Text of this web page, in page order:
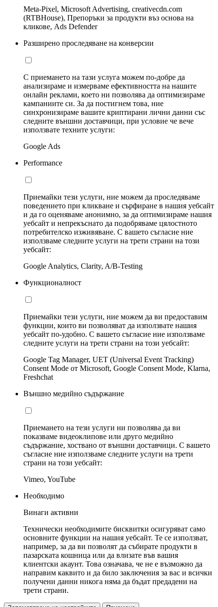
Meta-Pixel, Microsoft Advertising, creativecdn.com
(RTBHouse), Препоръки за продукти въз основа на
кликове, Ads Defender
Разширено проследяване на конверсии
С приемането на тази услуга можем по-добре да
анализираме и измерваме ефективността на нашите
онлайн реклами, което ни позволява да оптимизираме
кампаниите си. За да постигнем това, ние
синхронизираме вашите криптирани лични данни със
следните външни доставчици, при условие че вече
използвате техните услуги:
Google Ads
Performance
Приемайки тези услуги, ние можем да проследяваме
поведението при кликване и сърфиране в нашия уебсайт
и да го оценяваме анонимно, за да оптимизираме нашия
уебсайт и непрекъснато да подобряваме цялостното
потребителско изживяване. С вашето съгласие ние
използваме следните услуги на трети страни на този
уебсайт:
Google Analytics, Clarity, A/B-Testing
Функционалност
Приемайки тези услуги, ние можем да ви предоставим
функции, които ви позволяват да използвате нашия
уебсайт по-удобно. С вашето съгласие ние използваме
следните услуги на трети страни на този уебсайт:
Google Tag Manager, UET (Universal Event Tracking)
Consent Mode от Microsoft, Google Consent Mode, Klarna,
Freshchat
Външно медийно съдържание
Приемането на тези услуги ни позволява да ви
показваме видеоклипове или друго медийно
съдържание, хоствано от външни доставчици. С вашето
съгласие ние използваме следните услуги на трети
страни на този уебсайт:
Vimeo, YouTube
Необходимо
Винаги активни
Технически необходимите бисквитки осигуряват само
основните функции на нашия уебсайт. Те се използват,
например, за да ви позволят да събирате продукти в
пазарската кошница или да влизате във вашия
клиентски акаунт. Това означава, че не е възможно да
направим каквито и да било заключения за вас и всички
получени данни никога няма да бъдат предадени на
трети страни.